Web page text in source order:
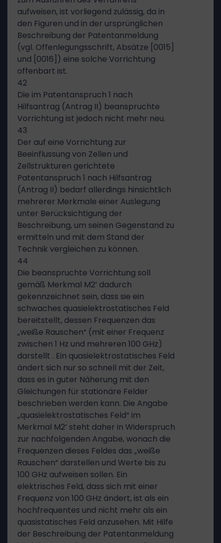
aufweisen, ist vorliegend zulässig, da in
den Figuren und in der ursprünglichen
Beschreibung der Patentanmeldung
(vgl. Offenlegungsschrift, Absätze [0015]
und [0016]) eine solche Vorrichtung
offenbart ist.
42
Die im Patentanspruch 1 nach
Hilfsantrag (Antrag II) beanspruchte
Vorrichtung ist jedoch nicht mehr neu.
43
Der auf eine Vorrichtung zur
Beeinflussung von Zellen und
Zellstrukturen gerichtete
Patentanspruch 1 nach Hilfsantrag
(Antrag II) bedarf allerdings hinsichtlich
mehrerer Merkmale einer Auslegung
unter Berücksichtigung der
Beschreibung, um seinen Gegenstand zu
ermitteln und mit dem Stand der
Technik vergleichen zu können.
44
Die beanspruchte Vorrichtung soll
gemäß Merkmal M2’ dadurch
gekennzeichnet sein, dass sie ein
schwaches quasielektrostatisches Feld
bereitstellt, dessen Frequenzen das
„weiße Rauschen“ (mit einer Frequenz
zwischen 1 Hz und mehreren 100 GHz)
darstellt . Ein quasielektrostatisches Feld
ändert sich nur so schnell mit der Zeit,
dass es in guter Näherung mit den
Gleichungen für stationäre Felder
beschrieben werden kann. Die Angabe
„quasielektrostatisches Feld“ im
Merkmal M2’ steht daher in Widerspruch
zur nachfolgenden Angabe, wonach die
Frequenzen dieses Feldes das „weiße
Rauschen“ darstellen und Werte bis zu
100 GHz aufweisen sollen. Ein
elektrisches Feld, dass sich mit einer
Frequenz von 100 GHz ändert, ist als ein
hochfrequentes und nicht mehr als ein
quasistatisches Feld anzusehen. Mit Hilfe
der Beschreibung der Patentanmeldung